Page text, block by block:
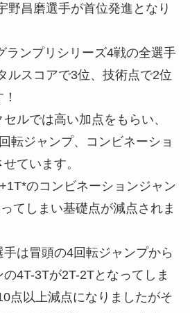
野昌磨選手が首位発進となり
ランプリシリーズ4戦の全選手
ルスコアで3位、技術点で2位
ルでは高い加点をもらい、
転ジャンプ、コンビネーショ
ています。
のコンビネーションジャン
てしまい基礎点が減点されま
は冒頭の4回転ジャンプから
4T-3Tが2T-2Tとなってしま
点以上減点になりましたがそ